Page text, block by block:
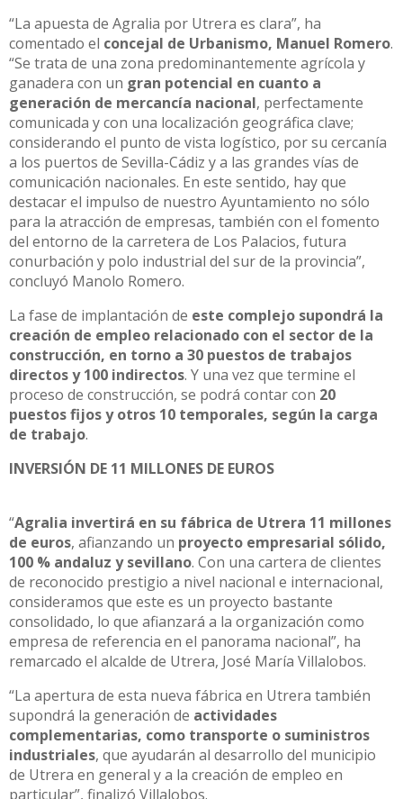
“La apuesta de Agralia por Utrera es clara”, ha
comentado el concejal de Urbanismo, Manuel Romero.
“Se trata de una zona predominantemente agrícola y
ganadera con un gran potencial en cuanto a
generación de mercancía nacional, perfectamente
comunicada y con una localización geográfica clave;
considerando el punto de vista logístico, por su cercanía
a los puertos de Sevilla-Cádiz y a las grandes vías de
comunicación nacionales. En este sentido, hay que
destacar el impulso de nuestro Ayuntamiento no sólo
para la atracción de empresas, también con el fomento
del entorno de la carretera de Los Palacios, futura
conurbación y polo industrial del sur de la provincia”,
concluyó Manolo Romero.
La fase de implantación de este complejo supondrá la
creación de empleo relacionado con el sector de la
construcción, en torno a 30 puestos de trabajos
directos y 100 indirectos. Y una vez que termine el
proceso de construcción, se podrá contar con 20
puestos fijos y otros 10 temporales, según la carga
de trabajo.
INVERSIÓN DE 11 MILLONES DE EUROS
“Agralia invertirá en su fábrica de Utrera 11 millones
de euros, afianzando un proyecto empresarial sólido,
100 % andaluz y sevillano. Con una cartera de clientes
de reconocido prestigio a nivel nacional e internacional,
consideramos que este es un proyecto bastante
consolidado, lo que afianzará a la organización como
empresa de referencia en el panorama nacional”, ha
remarcado el alcalde de Utrera, José María Villalobos.
“La apertura de esta nueva fábrica en Utrera también
supondrá la generación de actividades
complementarias, como transporte o suministros
industriales, que ayudarán al desarrollo del municipio
de Utrera en general y a la creación de empleo en
particular”, finalizó Villalobos.